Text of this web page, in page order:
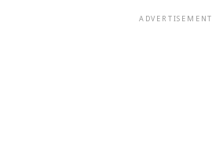
ADVERTISEMENT